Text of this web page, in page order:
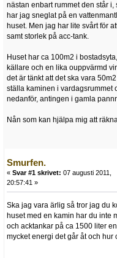
nästan enbart rummet den står
har jag sneglat på en
huset. Men jag har lite svårt för
samt storlek på acc-tank.
Huset har ca 100m2 i
källare och en lika ouppvärmd
det är tänkt att det ska vara
ställa kaminen i vardagsrummet
nedanför, antingen i gamla
Nån som kan hjälpa mig att
Smurfen.
« Svar #1 skrivet: 07 augusti 2011,
20:57:41 »
Ska jag vara ärlig så tror jag du
huset med en kamin har du inte
och acktankar på ca 1500 liter
mycket energi det går åt och hur